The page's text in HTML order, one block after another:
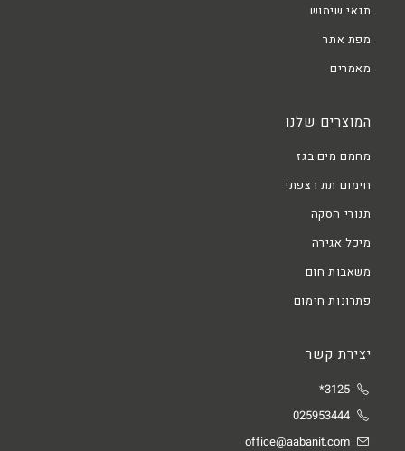
תנאי שימוש
מפת אתר
מאמרים
המוצרים שלנו
מחמם מים בגז
חימום תת רצפתי
תנורי הסקה
מיכל אגירה
משאבות חום
פתרונות חימום
יצירת קשר
3125*
025953444
office@aabanit.com